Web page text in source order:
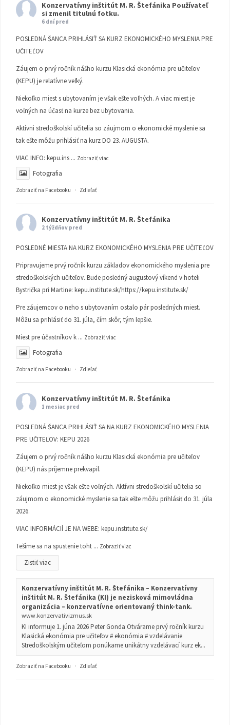
Konzervatívny inštitút M. R. Štefánika Používateľ
si zmenil titulnú fotku.
6 dní pred
POSLEDNÁ ŠANCA PRIHLÁSIŤ SA KURZ EKONOMICKÉHO MYSLENIA PRE
UČITEĽOV
Záujem o prvý ročník nášho kurzu Klasická ekonómia pre učiteľov
(KEPU) je relatívne veľký.
Niekoľko miest s ubytovaním je však ešte voľných. A viac miest je
voľných na účasť na kurze bez ubytovania.
Aktívni stredoškolskí učitelia so záujmom o ekonomické myslenie sa
tak ešte môžu prihlásiť na kurz DO 23. AUGUSTA.
VIAC INFO: kepu.ins ... Zobraziť viac
Fotografia
Zobraziť na Facebooku · Zdieľať
Konzervatívny inštitút M. R. Štefánika
2 týždňov pred
POSLEDNÉ MIESTA NA KURZ EKONOMICKÉHO MYSLENIA PRE UČITEĽOV
Pripravujeme prvý ročník kurzu základov ekonomického myslenia pre
stredoškolských učiteľov. Bude posledný augustový víkend v hoteli
Bystrička pri Martine: kepu.institute.sk/https://kepu.institute.sk/
Pre záujemcov o neho s ubytovaním ostalo pár posledných miest.
Môžu sa prihlásiť do 31. júla, čím skôr, tým lepšie.
Miest pre účastníkov k ... Zobraziť viac
Fotografia
Zobraziť na Facebooku · Zdieľať
Konzervatívny inštitút M. R. Štefánika
1 mesiac pred
POSLEDNÁ ŠANCA PRIHLÁSIŤ SA NA KURZ EKONOMICKÉHO MYSLENIA
PRE UČITEĽOV: KEPU 2026
Záujem o prvý ročník nášho kurzu Klasická ekonómia pre učiteľov
(KEPU) nás príjemne prekvapil.
Niekoľko miest je však ešte voľných. Aktívni stredoškolskí učitelia so
záujmom o ekonomické myslenie sa tak ešte môžu prihlásiť do 31. júla
2026.
VIAC INFORMÁCIÍ JE NA WEBE: kepu.institute.sk/
Tešíme sa na spustenie toht ... Zobraziť viac
Zistiť viac
Konzervatívny inštitút M. R. Štefánika – Konzervatívny
inštitút M. R. Štefánika (KI) je nezisková mimovládna
organizácia – konzervatívne orientovaný think-tank.
www.konzervativizmus.sk
KI informuje 1. júna 2026 Peter Gonda Otvárame prvý ročník kurzu
Klasická ekonómia pre učiteľov # ekonómia # vzdelávanie
Stredoškolským učiteľom ponúkame unikátny vzdelávací kurz ek...
Zobraziť na Facebooku · Zdieľať